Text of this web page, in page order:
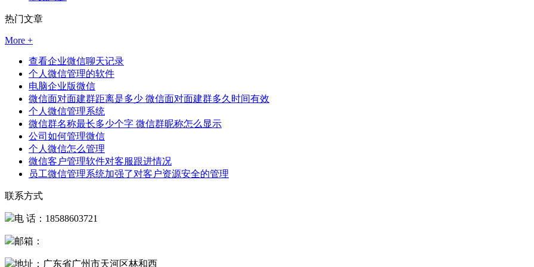
热门文章
More +
查看企业微信聊天记录
个人微信管理的软件
电脑企业版微信
微信面对面建群距离是多少 微信面对面建群多久时间有效
个人微信管理系统
微信群名称最长多少个字 微信群昵称怎么显示
公司如何管理微信
个人微信怎么管理
微信客户管理软件对客服跟进情况
员工微信管理系统加强了对客户资源安全的管理
联系方式
电 话：18588603721
邮箱：
地址：广东省广州市天河区林和西